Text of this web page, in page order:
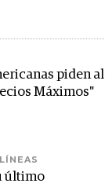
piden al
Máximos"
último